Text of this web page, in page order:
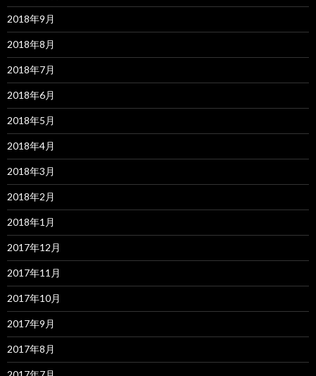
2018年9月
2018年8月
2018年7月
2018年6月
2018年5月
2018年4月
2018年3月
2018年2月
2018年1月
2017年12月
2017年11月
2017年10月
2017年9月
2017年8月